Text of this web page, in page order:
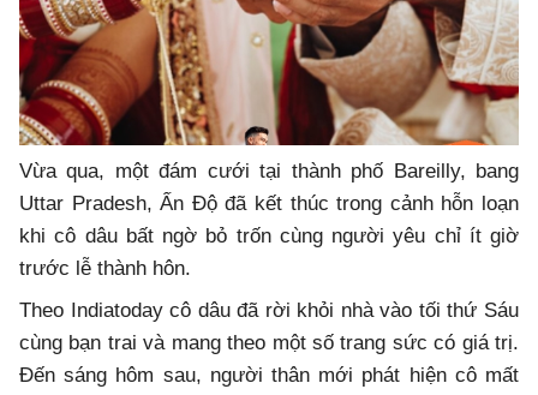
Vừa qua, một đám cưới tại thành phố Bareilly, bang
Uttar Pradesh, Ấn Độ đã kết thúc trong cảnh hỗn loạn
khi cô dâu bất ngờ bỏ trốn cùng người yêu chỉ ít giờ
trước lễ thành hôn.
Theo Indiatoday cô dâu đã rời khỏi nhà vào tối thứ Sáu
cùng bạn trai và mang theo một số trang sức có giá trị.
Đến sáng hôm sau, người thân mới phát hiện cô mất